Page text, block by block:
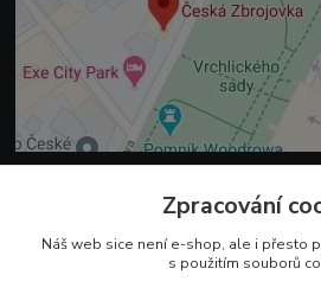
+420 225 375 800
Zpracování
Náš web sice není e-shop, ale i přesto
s použitím souborů